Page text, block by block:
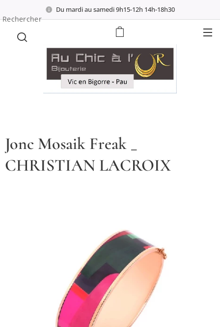
Du mardi au samedi 9h15-12h 14h-18h30
Rechercher
Jonc Mosaik Freak _
CHRISTIAN LACROIX